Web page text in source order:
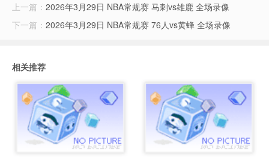
上一篇： 2026年3月29日 NBA常规赛 马刺vs雄鹿 全场录像
下一篇： 2026年3月29日 NBA常规赛 76人vs黄蜂 全场录像
相关推荐